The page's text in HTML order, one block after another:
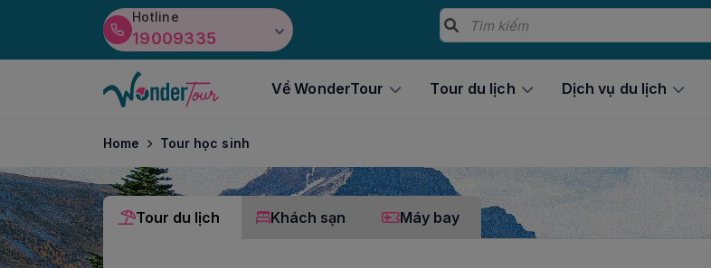
Hotline
19009335
Về WonderTour Tour du lịch Dịch vụ du lịch
Home Tour học sinh
Tour du lịch Khách sạn Máy bay